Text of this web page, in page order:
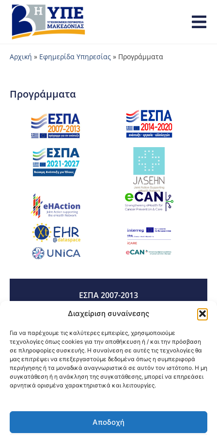
Διαχείριση συναίνεσης
Για να παρέχουμε τις καλύτερες εμπειρίες, χρησιμοποιούμε
τεχνολογίες όπως cookies για την αποθήκευση ή / και την πρόσβαση
σε πληροφορίες συσκευής. Η συναίνεση σε αυτές τις τεχνολογίες θα
μας επιτρέψει να επεξεργαστούμε δεδομένα όπως η συμπεριφορά
περιήγησης ή τα μοναδικά αναγνωριστικά σε αυτόν τον ιστότοπο. Η μη
συγκατάθεση ή η ανάκληση της συγκατάθεσης, μπορεί να επηρεάσει
αρνητικά ορισμένα χαρακτηριστικά και λειτουργίες.
Αποδοχή
Αρχική » Εφημερίδα Υπηρεσίας » Προγράμματα
Προγράμματα
ΕΣΠΑ 2007-2013
ΕΣΠΑ 2014-2020
ΕΣΠΑ 2021-2027
@2026 3ype.gr All rights reserved